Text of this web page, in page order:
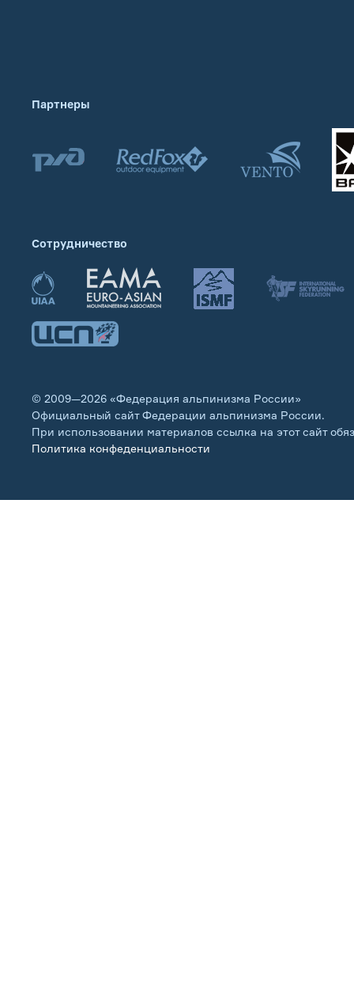
Партнеры
Сотрудничество
© 2009—2026 «Федерация альпинизма России»
Официальный сайт Федерации альпинизма России.
При использовании материалов ссылка на этот сайт
Политика конфеденциальности